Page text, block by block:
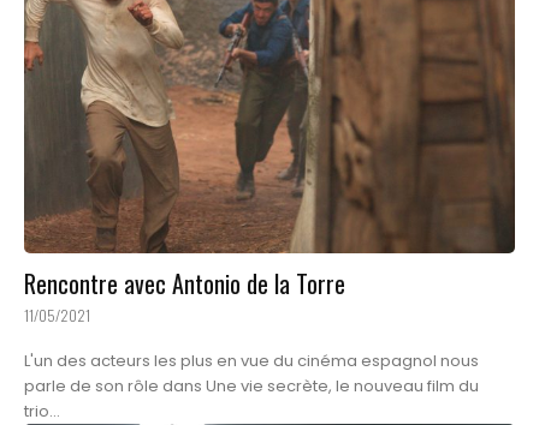
Rencontre avec Antonio de la Torre
11/05/2021
L'un des acteurs les plus en vue du cinéma espagnol nous
parle de son rôle dans Une vie secrète, le nouveau film du
trio...